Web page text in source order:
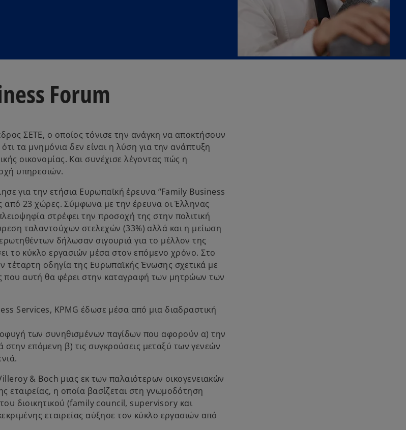
Forum
ΣΕΤΕ, ο οποίος τόνισε την ανάγκη να αποκτήσουν
τα μνημόνια δεν είναι η λύση για την ανάπτυξη
οικονομίας. Και συνέχισε λέγοντας πώς η
υπηρεσιών.
για την ετήσια Ευρωπαϊκή έρευνα “Family Business
από 23 χώρες. Σύμφωνα με την έρευνα οι Έλληνας
στρέφει την προσοχή της στην πολιτική
ταλαντούχων στελεχών (33%) αλλά και η μείωση
δήλωσαν σιγουριά για το μέλλον της
το κύκλο εργασιών μέσα στον επόμενο χρόνο. Στο
τέταρτη οδηγία της Ευρωπαϊκής Ένωσης σχετικά με
που αυτή θα φέρει στην καταγραφή των μητρώων των
Services, KPMG έδωσε μέσα από μια διαδραστική
των συνηθισμένων παγίδων που αφορούν α) την
επόμενη β) τις συγκρούσεις μεταξύ των γενεών
& Boch μιας εκ των παλαιότερων οικογενειακών
εταιρείας, η οποία βασίζεται στη γνωμοδότηση
διοικητικού (family council, supervisory και
εταιρείας αύξησε τον κύκλο εργασιών από